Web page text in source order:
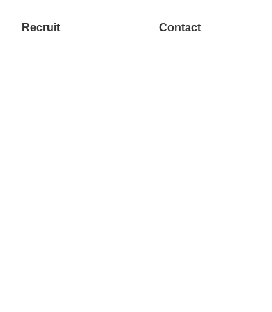
Recruit Contact